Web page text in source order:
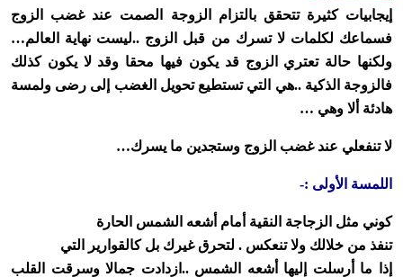
إيجابيات كثيرة تتحقق بالتزام الزوجة الصمت عند غضب الزوج
فسماعك لكلمات لا تسرك من قبل الزوج ..ليست نهاية العالم…
ولكنها حالة تعتري الزوج قد يكون فيها محقا وقد لا يكون كذلك
فالزوجة الذكية ..هي التي تستطيع تحويل الغضب إلى رضى ولمسة
هادئة ألا وهي …
لا تنفعلي عند غضب الزوج وستجدين ما يسرك…
اللمسة الأولى :-
كوني مثل الزجاجة النقية أمام أشعه الشمس الحارة
تنفذ من خلالك ولا تنعكس . لتحرق غيرك بل كالقوارير التي
إذا ما أرسلت إليها أشعه الشمس ..ازدادت جمالا وسرقت القلب